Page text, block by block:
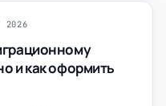
2026
и как оформить